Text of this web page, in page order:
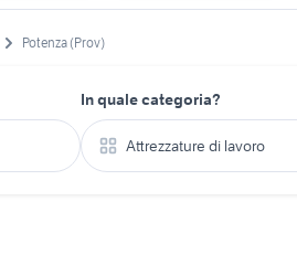
Potenza (Prov)
In quale categoria?
Attrezzature di lavoro